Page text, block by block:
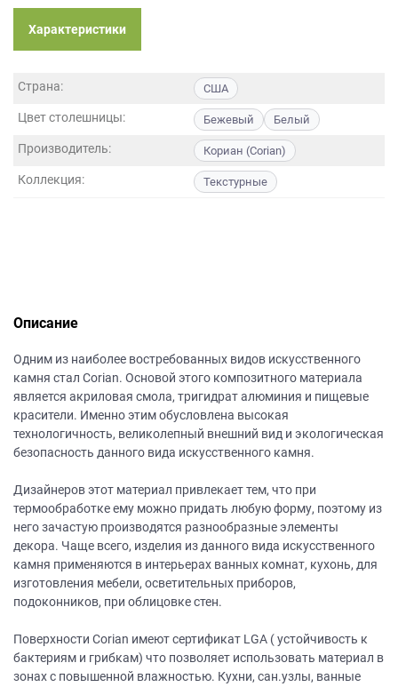
Характеристики
Страна: США
Цвет столешницы: Бежевый Белый
Производитель: Кориан (Corian)
Коллекция: Текстурные
Описание
Одним из наиболее востребованных видов искусственного
камня стал Corian. Основой этого композитного материала
является акриловая смола, тригидрат алюминия и пищевые
красители. Именно этим обусловлена высокая
технологичность, великолепный внешний вид и экологическая
безопасность данного вида искусственного камня.
Дизайнеров этот материал привлекает тем, что при
термообработке ему можно придать любую форму, поэтому из
него зачастую производятся разнообразные элементы
декора. Чаще всего, изделия из данного вида искусственного
камня применяются в интерьерах ванных комнат, кухонь, для
изготовления мебели, осветительных приборов,
подоконников, при облицовке стен.
Поверхности Corian имеют сертификат LGA ( устойчивость к
бактериям и грибкам) что позволяет использовать материал в
зонах с повышенной влажностью. Кухни, сан.узлы, ванные
персональных
данных.